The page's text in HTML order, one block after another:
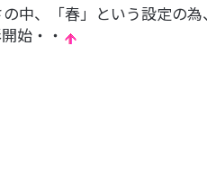
中、「春」という設定の
始・・